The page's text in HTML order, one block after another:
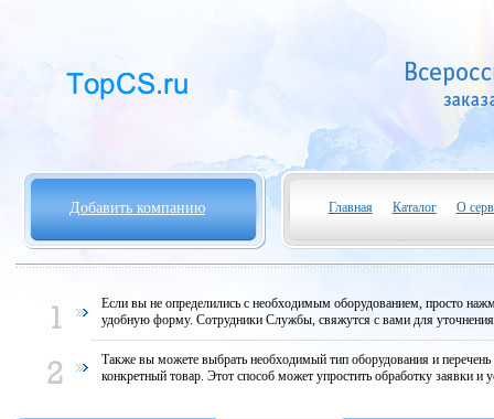
Добавить компанию Главная Каталог О
Если вы не определились с необходимым оборудованием, просто
удобную форму. Сотрудники Службы, свяжутся с вами для
Также вы можете выбрать необходимый тип оборудования и
конкретный товар. Этот способ может упростить обработку заявки и